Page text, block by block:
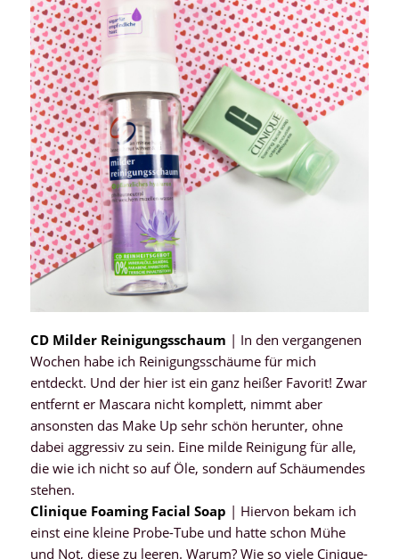
CD Milder Reinigungsschaum | In den vergangenen
Wochen habe ich Reinigungsschäume für mich
entdeckt. Und der hier ist ein ganz heißer Favorit! Zwar
entfernt er Mascara nicht komplett, nimmt aber
ansonsten das Make Up sehr schön herunter, ohne
dabei aggressiv zu sein. Eine milde Reinigung für alle,
die wie ich nicht so auf Öle, sondern auf Schäumendes
stehen.
Clinique Foaming Facial Soap | Hiervon bekam ich
einst eine kleine Probe-Tube und hatte schon Mühe
und Not, diese zu leeren. Warum? Wie so viele Cinique-